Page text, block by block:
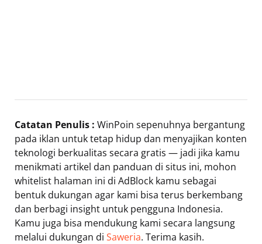
Catatan Penulis : WinPoin sepenuhnya bergantung
pada iklan untuk tetap hidup dan menyajikan konten
teknologi berkualitas secara gratis — jadi jika kamu
menikmati artikel dan panduan di situs ini, mohon
whitelist halaman ini di AdBlock kamu sebagai
bentuk dukungan agar kami bisa terus berkembang
dan berbagi insight untuk pengguna Indonesia.
Kamu juga bisa mendukung kami secara langsung
melalui dukungan di Saweria. Terima kasih.